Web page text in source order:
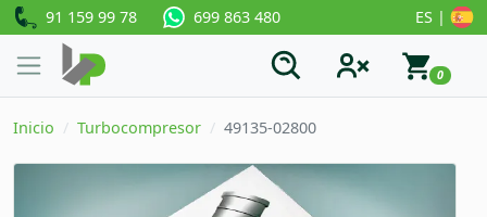
91 159 99 78 699 863 480 ES |
0
Inicio Turbocompresor 49135-02800